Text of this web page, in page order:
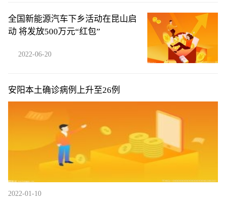
全国新能源汽车下乡活动在昆山启
动 将发放500万元“红包”
2022-06-20
安阳本土确诊病例上升至26例
2022-01-10